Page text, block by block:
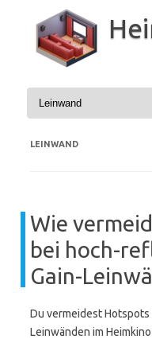
springen
LEINWAND
Wie
bei hoch-
Gain-
Du vermeidest
Leinwänden im